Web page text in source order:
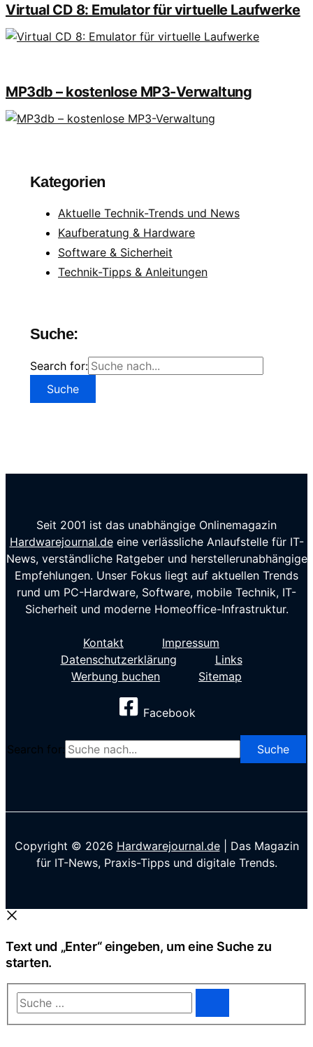
Virtual CD 8: Emulator für virtuelle Laufwerke
MP3db – kostenlose MP3-Verwaltung
Kategorien
Aktuelle Technik-Trends und News
Kaufberatung & Hardware
Software & Sicherheit
Technik-Tipps & Anleitungen
Suche:
Search for:
Seit 2001 ist das unabhängige Onlinemagazin
Hardwarejournal.deeine verlässliche Anlaufstelle für IT-
News, verständliche Ratgeber und herstellerunabhängige
Empfehlungen. Unser Fokus liegt auf aktuellen Trends
rund um PC-Hardware, Software, mobile Technik, IT-
Sicherheit und moderne Homeoffice-Infrastruktur.
Kontakt
Impressum
Datenschutzerklärung
Links
Werbung buchen
Sitemap
Facebook
Search for:
Copyright © 2026 Hardwarejournal.de| Das Magazin
für IT-News, Praxis-Tipps und digitale Trends.
Text und „Enter“ eingeben, um eine Suche zu
starten.
Suche
…